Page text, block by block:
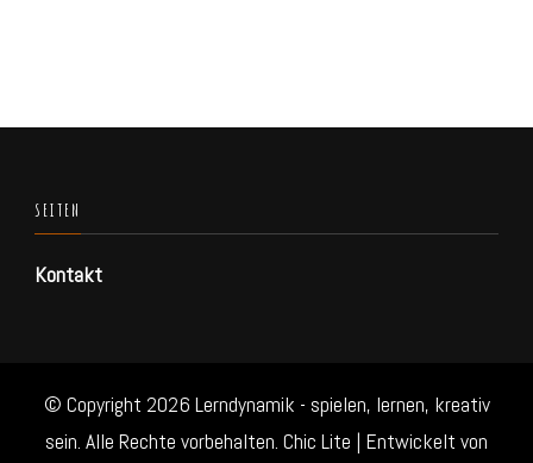
SEITEN
Kontakt
© Copyright 2026 Lerndynamik - spielen, lernen, kreativ
sein. Alle Rechte vorbehalten. Chic Lite | Entwickelt von